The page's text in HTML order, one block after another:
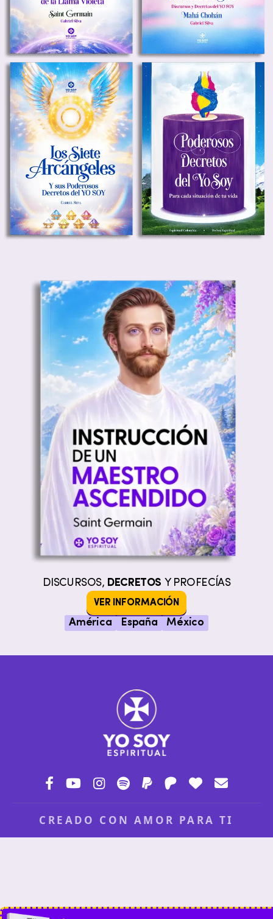
DISCURSOS, DECRETOS Y PROFECÍAS
VER INFORMACIÓN
América España México
CREADO CON AMOR PARA TI